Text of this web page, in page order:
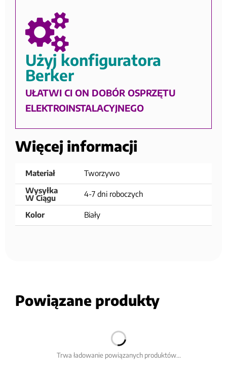
Użyj konfiguratora
Berker
UŁATWI CI ON DOBÓR OSPRZĘTU
ELEKTROINSTALACYJNEGO
Więcej informacji
Materiał
Tworzywo
Wysyłka
W Ciągu
4-7 dni roboczych
Kolor Biały
Powiązane produkty
Trwa ładowanie powiązanych produktów...